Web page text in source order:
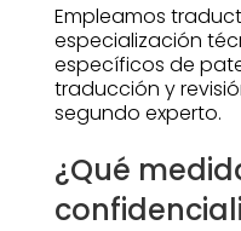
Empleamos
especialización
específicos de
traducción y
segundo experto.
¿Qué